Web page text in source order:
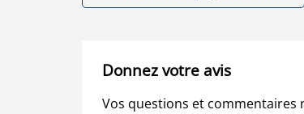
Donnez votre avis
Vos questions et